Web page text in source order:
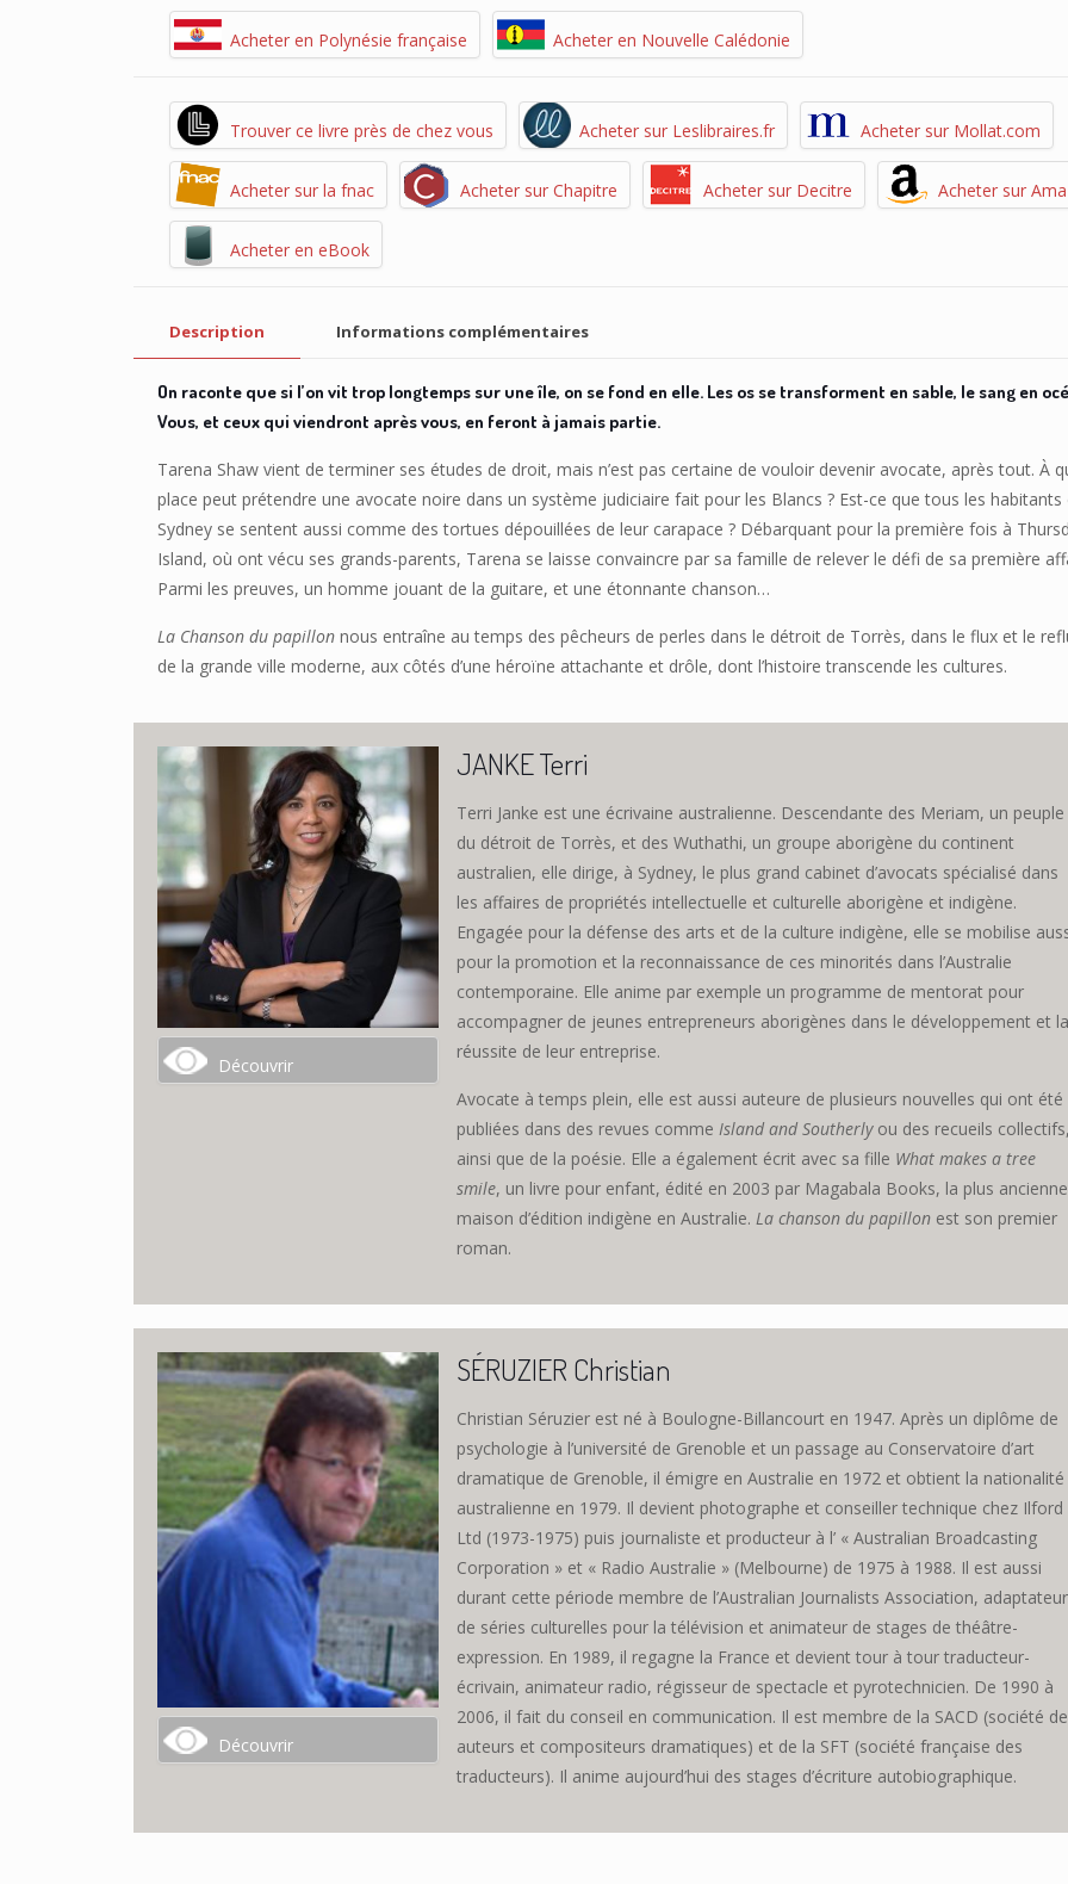
Acheter en Polynésie française Acheter en Nouvelle Calédonie
Trouver ce livre près de chez vous Acheter sur Leslibraires.fr Acheter sur Mollat.com
Acheter sur la fnac Acheter sur Chapitre Acheter sur Decitre Acheter sur
Acheter en eBook
Description Informations complémentaires
On raconte que si l’on vit trop longtemps sur une île, on se fond en elle. Les os se transforment en sable, le sang en
Vous, et ceux qui viendront après vous, en feront à jamais partie.
Tarena Shaw vient de terminer ses études de droit, mais n’est pas certaine de vouloir devenir avocate, après tout. À
place peut prétendre une avocate noire dans un système judiciaire fait pour les Blancs ? Est-ce que tous les habitants
Sydney se sentent aussi comme des tortues dépouillées de leur carapace ? Débarquant pour la première fois à
Island, où ont vécu ses grands-parents, Tarena se laisse convaincre par sa famille de relever le défi de sa première
Parmi les preuves, un homme jouant de la guitare, et une étonnante chanson…
La Chanson du papillon nous entraîne au temps des pêcheurs de perles dans le détroit de Torrès, dans le flux et le
de la grande ville moderne, aux côtés d’une héroïne attachante et drôle, dont l’histoire transcende les cultures.
Découvrir
JANKE Terri
Terri Janke est une écrivaine australienne. Descendante des Meriam, un peuple
du détroit de Torrès, et des Wuthathi, un groupe aborigène du continent
australien, elle dirige, à Sydney, le plus grand cabinet d’avocats spécialisé dans
les affaires de propriétés intellectuelle et culturelle aborigène et indigène.
Engagée pour la défense des arts et de la culture indigène, elle se mobilise
pour la promotion et la reconnaissance de ces minorités dans l’Australie
contemporaine. Elle anime par exemple un programme de mentorat pour
accompagner de jeunes entrepreneurs aborigènes dans le développement et la
réussite de leur entreprise.
Avocate à temps plein, elle est aussi auteure de plusieurs nouvelles qui ont été
publiées dans des revues comme Island and Southerlyou des recueils
ainsi que de la poésie. Elle a également écrit avec sa fille What makes a tree
smile, un livre pour enfant, édité en 2003 par Magabala Books, la plus ancienne
maison d’édition indigène en Australie. La chanson du papillonest son premier
roman.
Découvrir
SÉRUZIER Christian
Christian Séruzier est né à Boulogne-Billancourt en 1947. Après un diplôme de
psychologie à l’université de Grenoble et un passage au Conservatoire d’art
dramatique de Grenoble, il émigre en Australie en 1972 et obtient la nationalité
australienne en 1979. Il devient photographe et conseiller technique chez Ilford
Ltd (1973-1975) puis journaliste et producteur à l’ « Australian Broadcasting
Corporation » et « Radio Australie » (Melbourne) de 1975 à 1988. Il est aussi
durant cette période membre de l’Australian Journalists Association, adaptateur
de séries culturelles pour la télévision et animateur de stages de théâtre-
expression. En 1989, il regagne la France et devient tour à tour traducteur-
écrivain, animateur radio, régisseur de spectacle et pyrotechnicien. De 1990 à
2006, il fait du conseil en communication. Il est membre de la SACD (société
auteurs et compositeurs dramatiques) et de la SFT (société française des
traducteurs). Il anime aujourd’hui des stages d’écriture autobiographique.